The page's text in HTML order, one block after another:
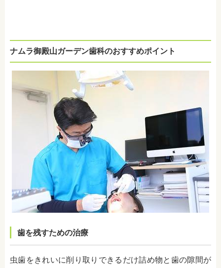
ナムラ御殿山ガーデン歯科のおすすめポイント
歯を残すための治療
虫歯をきれいに削り取りできるだけ詰め物と歯の隙間が